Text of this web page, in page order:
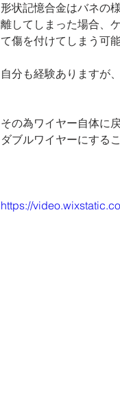
形状記憶合金はバネの
離してしまった場合、
て傷を付けてしまう可
自分も経験ありますが
その為ワイヤー自体に
ダブルワイヤーにする
https://